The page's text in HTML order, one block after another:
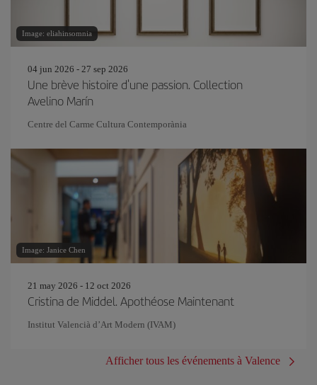
Image: eliahinsomnia
04 jun 2026 - 27 sep 2026
Une brève histoire d'une passion. Collection
Avelino Marín
Centre del Carme Cultura Contemporània
Image: Janice Chen
21 may 2026 - 12 oct 2026
Cristina de Middel. Apothéose Maintenant
Institut Valencià d’Art Modern (IVAM)
Afficher tous les événements à Valence